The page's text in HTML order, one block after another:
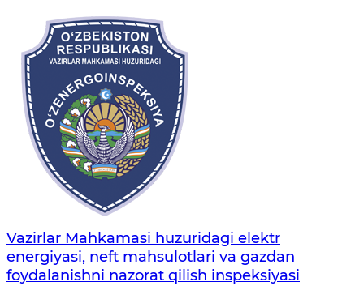
Vazirlar Mahkamasi huzuridagi elektr
energiyasi, neft mahsulotlari va gazdan
foydalanishni nazorat qilish inspeksiyasi